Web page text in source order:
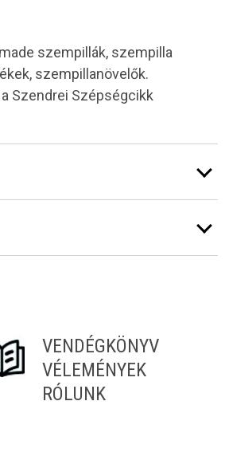
szempillák, szempilla
szempillanövelők.
Szendrei Szépségcikk
VENDÉGKÖNYV
VÉLEMÉNYEK
RÓLUNK